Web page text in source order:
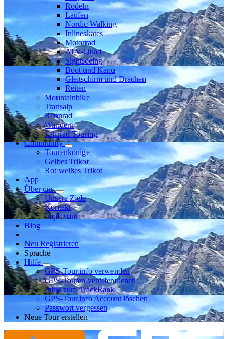
Rodeln
Laufen
Nordic Walking
Inlineskates
Motorrad
ATV-Quad
Sightseeing
Boot und Kanu
Gleitschirm und Drachen
Reiten
Mountainbike
Transalp
Rennrad
Wandern
Fahrrad Touring
Community
Tourenkönige
Gelbes Trikot
Rot weißes Trikot
App
Über uns
Unsere Ziele
Kontakt
Impressum
Blog
Neu Registrieren
Sprache
Hilfe
GPS-Tour.info verwenden
GPS-Touren veröffentlichen
Infos zum TrackRank
GPS-Tour.info Account löschen
Passwort vergessen
Neue Tour erstellen